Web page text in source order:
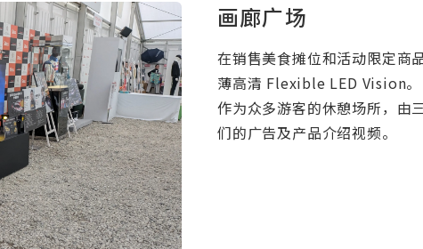
画廊广场
在销售美食摊位和活动限定商
薄高清 Flexible LED Vision。
作为众多游客的休憩场所，由
们的广告及产品介绍视频。